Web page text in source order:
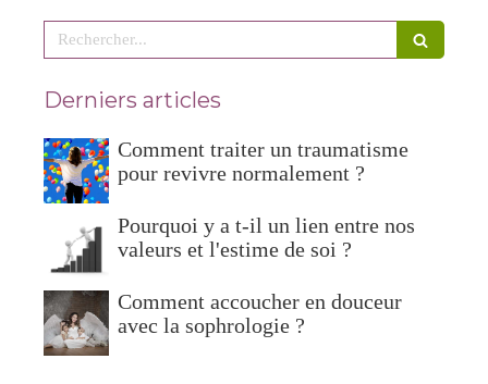
Rechercher
Derniers articles
Comment traiter un traumatisme
pour revivre normalement ?
Pourquoi y a t-il un lien entre nos
valeurs et l'estime de soi ?
Comment accoucher en douceur
avec la sophrologie ?